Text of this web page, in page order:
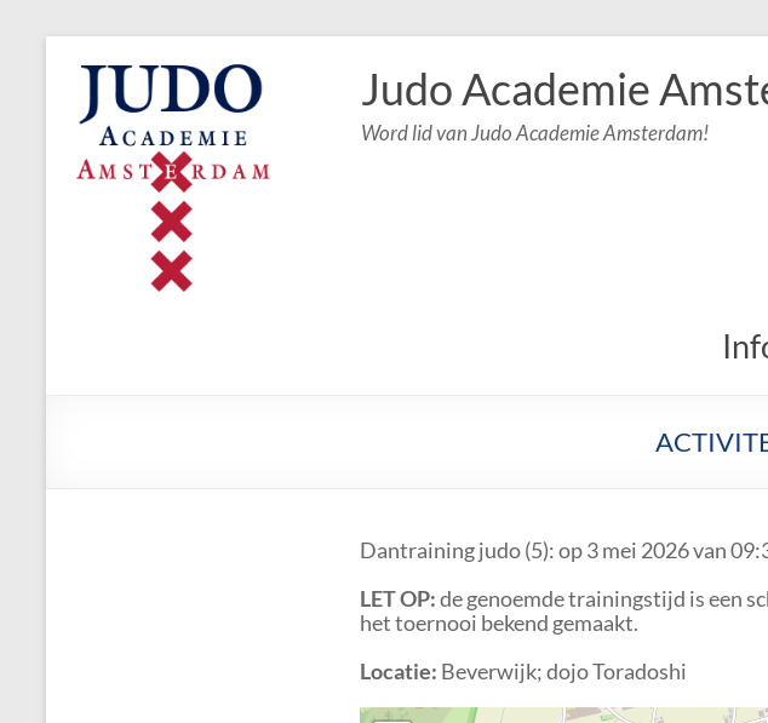
Judo Academie
Word lid van Judo Academie Amsterdam!
Dantraining judo (5): op 3 mei 2026 van
LET OP:de genoemde trainingstijd is een
het toernooi bekend gemaakt.
Locatie: Beverwijk; dojo Toradoshi